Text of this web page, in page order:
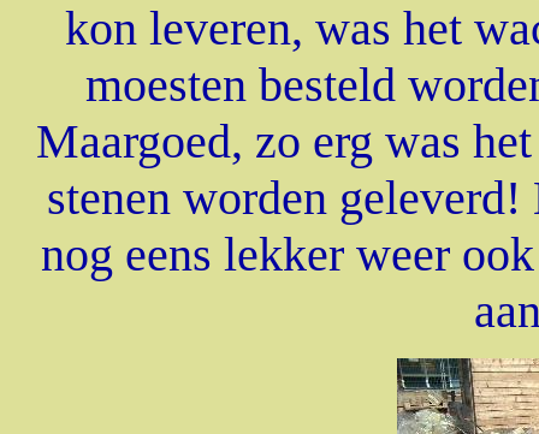
kon leveren, was het
moesten besteld
Maargoed, zo erg was
stenen worden
nog eens lekker weer